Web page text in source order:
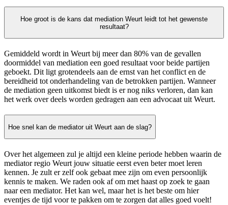
Hoe groot is de kans dat mediation Weurt leidt tot het gewenste
resultaat?
Gemiddeld wordt in Weurt bij meer dan 80% van de gevallen
doormiddel van mediation een goed resultaat voor beide partijen
geboekt. Dit ligt grotendeels aan de ernst van het conflict en de
bereidheid tot onderhandeling van de betrokken partijen. Wanneer
de mediation geen uitkomst biedt is er nog niks verloren, dan kan
het werk over deels worden gedragen aan een advocaat uit Weurt.
Hoe snel kan de mediator uit Weurt aan de slag?
Over het algemeen zul je altijd een kleine periode hebben waarin de
mediator regio Weurt jouw situatie eerst even beter moet leren
kennen. Je zult er zelf ook gebaat mee zijn om even persoonlijk
kennis te maken. We raden ook af om met haast op zoek te gaan
naar een mediator. Het kan wel, maar het is het beste om hier
eventjes de tijd voor te pakken om te zorgen dat alles goed voelt!